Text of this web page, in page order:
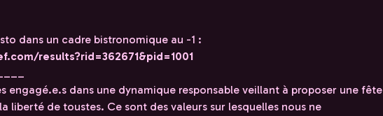
dans un cadre bistronomique au -1 :
results?rid=362671&pid=1001
engagé.e.s dans une dynamique responsable veillant à proposer une fête
liberté de toustes. Ce sont des valeurs sur lesquelles nous ne